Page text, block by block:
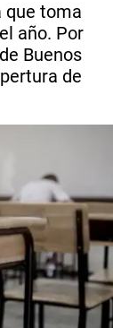
que toma
año. Por
Buenos
de